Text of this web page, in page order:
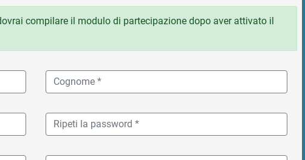
compilare il modulo di partecipazione dopo aver attivato il